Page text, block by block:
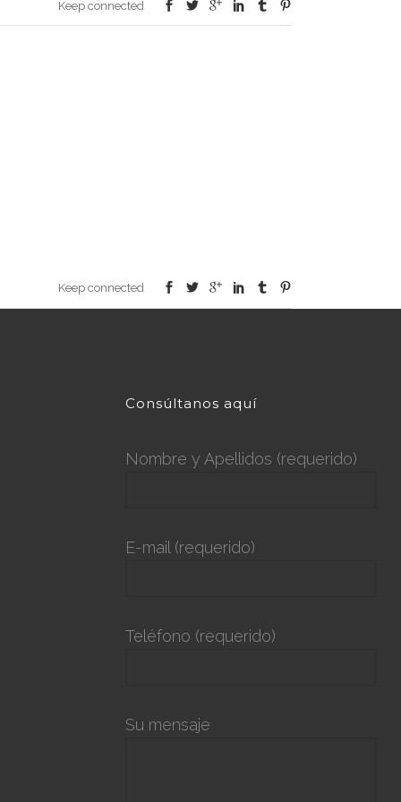
Keep connected
Keep connected
Consúltanos aquí
Nombre y Apellidos (requerido)
E-mail (requerido)
Teléfono (requerido)
Su mensaje